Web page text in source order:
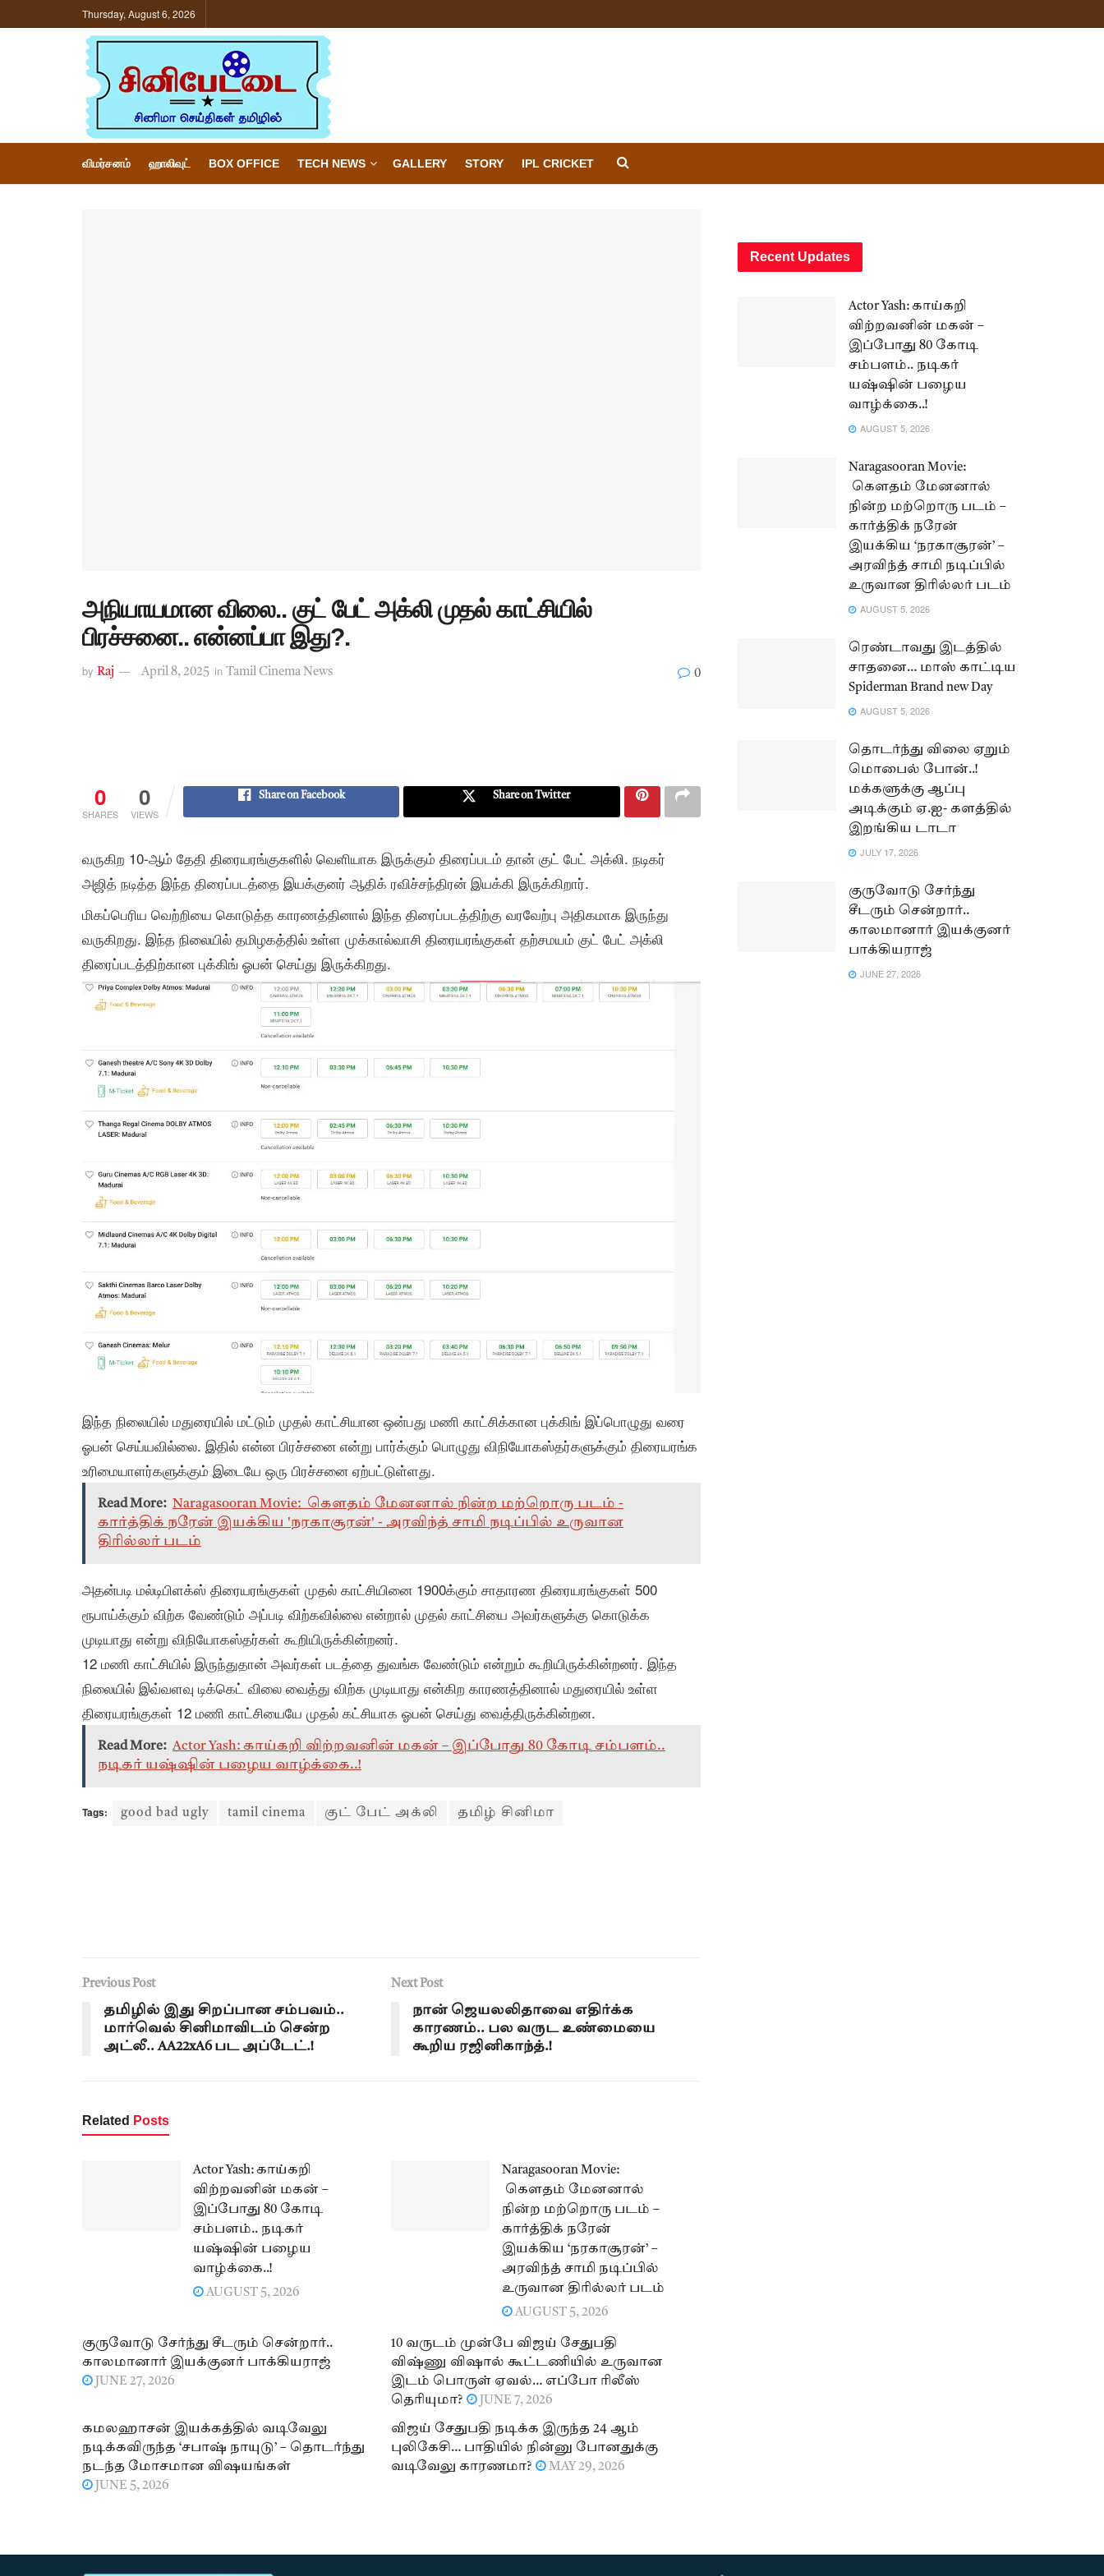
Thursday, August 6, 2026
விமர்சனம் ஹாலிவுட் BOX OFFICE TECH NEWS GALLERY STORY IPL CRICKET
அநியாயமான விலை.. குட் பேட் அக்லி முதல் காட்சியில்
பிரச்சனை.. என்னப்பா இது?.
by Raj April 8, 2025 in Tamil Cinema News 0
0
SHARES
0
VIEWS
Share on Facebook Share on Twitter
வருகிற 10-ஆம் தேதி திரையரங்குகளில் வெளியாக இருக்கும் திரைப்படம் தான் குட் பேட் அக்லி. நடிகர்
அஜித் நடித்த இந்த திரைப்படத்தை இயக்குனர் ஆதிக் ரவிச்சந்திரன் இயக்கி இருக்கிறார்.
மிகப்பெரிய வெற்றியை கொடுத்த காரணத்தினால் இந்த திரைப்படத்திற்கு வரவேற்பு அதிகமாக இருந்து
வருகிறது. இந்த நிலையில் தமிழகத்தில் உள்ள முக்கால்வாசி திரையரங்குகள் தற்சமயம் குட் பேட் அக்லி
திரைப்படத்திற்கான புக்கிங் ஓபன் செய்து இருக்கிறது.
இந்த நிலையில் மதுரையில் மட்டும் முதல் காட்சியான ஒன்பது மணி காட்சிக்கான புக்கிங் இப்பொழுது வரை
ஓபன் செய்யவில்லை. இதில் என்ன பிரச்சனை என்று பார்க்கும் பொழுது விநியோகஸ்தர்களுக்கும் திரையரங்க
உரிமையாளர்களுக்கும் இடையே ஒரு பிரச்சனை ஏற்பட்டுள்ளது.
Read More: Naragasooran Movie: கௌதம் மேனனால் நின்ற மற்றொரு படம் -
கார்த்திக் நரேன் இயக்கிய 'நரகாசூரன்' - அரவிந்த் சாமி நடிப்பில் உருவான
திரில்லர் படம்
அதன்படி மல்டிபிளக்ஸ் திரையரங்குகள் முதல் காட்சியினை 1900க்கும் சாதாரண திரையரங்குகள் 500
ரூபாய்க்கும் விற்க வேண்டும் அப்படி விற்கவில்லை என்றால் முதல் காட்சியை அவர்களுக்கு கொடுக்க
முடியாது என்று விநியோகஸ்தர்கள் கூறியிருக்கின்றனர்.
12 மணி காட்சியில் இருந்துதான் அவர்கள் படத்தை துவங்க வேண்டும் என்றும் கூறியிருக்கின்றனர். இந்த
நிலையில் இவ்வளவு டிக்கெட் விலை வைத்து விற்க முடியாது என்கிற காரணத்தினால் மதுரையில் உள்ள
திரையரங்குகள் 12 மணி காட்சியையே முதல் கட்சியாக ஓபன் செய்து வைத்திருக்கின்றன.
Read More: Actor Yash: காய்கறி விற்றவனின் மகன் – இப்போது 80 கோடி சம்பளம்..
நடிகர் யஷ்ஷின் பழைய வாழ்க்கை..!
Tags: good bad ugly tamil cinema குட் பேட் அக்லி தமிழ் சினிமா
Previous Post
தமிழில் இது சிறப்பான சம்பவம்..
மார்வெல் சினிமாவிடம் சென்ற
அட்லீ.. AA22xA6 பட அப்டேட்.!
Next Post
நான் ஜெயலலிதாவை எதிர்க்க
காரணம்.. பல வருட உண்மையை
கூறிய ரஜினிகாந்த்.!
Related Posts
Actor Yash: காய்கறி
விற்றவனின் மகன் –
இப்போது 80 கோடி
சம்பளம்.. நடிகர்
யஷ்ஷின் பழைய
வாழ்க்கை..!
AUGUST 5, 2026
Naragasooran Movie:
கௌதம் மேனனால்
நின்ற மற்றொரு படம் –
கார்த்திக் நரேன்
இயக்கிய ‘நரகாசூரன்’ –
அரவிந்த் சாமி நடிப்பில்
உருவான திரில்லர் படம்
AUGUST 5, 2026
குருவோடு சேர்ந்து சீடரும் சென்றார்..
காலமானார் இயக்குனர் பாக்கியராஜ்
JUNE 27, 2026
10 வருடம் முன்பே விஜய் சேதுபதி
விஷ்ணு விஷால் கூட்டணியில் உருவான
இடம் பொருள் ஏவல்… எப்போ ரிலீஸ்
தெரியுமா?
JUNE 7, 2026
கமலஹாசன் இயக்கத்தில் வடிவேலு
நடிக்கவிருந்த ‘சபாஷ் நாயுடு’ – தொடர்ந்து
நடந்த மோசமான விஷயங்கள்
JUNE 5, 2026
விஜய் சேதுபதி நடிக்க இருந்த 24 ஆம்
புலிகேசி… பாதியில் நின்னு போனதுக்கு
வடிவேலு காரணமா?
MAY 29, 2026
Recent Updates
Actor Yash: காய்கறி
விற்றவனின் மகன் –
இப்போது 80 கோடி
சம்பளம்.. நடிகர்
யஷ்ஷின் பழைய
வாழ்க்கை..!
AUGUST 5, 2026
Naragasooran Movie:
கௌதம் மேனனால்
நின்ற மற்றொரு படம் –
கார்த்திக் நரேன்
இயக்கிய ‘நரகாசூரன்’ –
அரவிந்த் சாமி நடிப்பில்
உருவான திரில்லர் படம்
AUGUST 5, 2026
ரெண்டாவது இடத்தில்
சாதனை… மாஸ் காட்டிய
Spiderman Brand new Day
AUGUST 5, 2026
தொடர்ந்து விலை ஏறும்
மொபைல் போன்..!
மக்களுக்கு ஆப்பு
அடிக்கும் ஏ.ஐ- களத்தில்
இறங்கிய டாடா
JULY 17, 2026
குருவோடு சேர்ந்து
சீடரும் சென்றார்..
காலமானார் இயக்குனர்
பாக்கியராஜ்
JUNE 27, 2026